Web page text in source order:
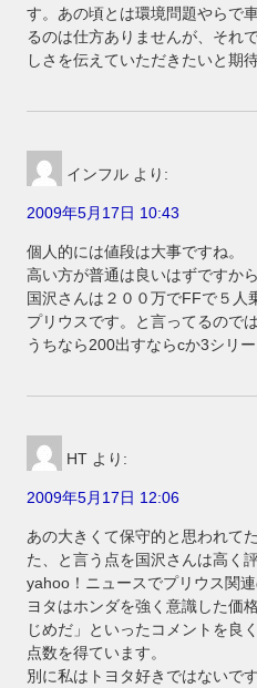
す。あの頃とは環境問題やらで
るのは仕方ありませんが、それ
しさを伝えていただきたいと期
インフル より:
2009年5月17日 10:43
個人的には値段は大事ですね。
高い方が普通は良いはずですから
国沢さんは２００万でFFで５人
プリウスです。と言ってるのでは
うちなら200出すならcか3シリ
HT より:
2009年5月17日 12:06
あの大きくて保守的と思われて
た、と言う点を国沢さんは高く
yahoo！ニュースでプリウス関
ヨタはホンダを強く意識した価
じめだ」といったコメントを良
点数を得ています。
別に私はトヨタ好きではないで